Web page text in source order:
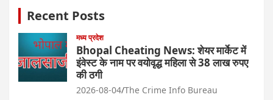
Recent Posts
मध्य प्रदेश
Bhopal Cheating News: शेयर मार्केट में
इंवेस्ट के नाम पर वयोवृद्ध महिला से 38 लाख रुपए
की ठगी
2026-08-04 The Crime Info Bureau